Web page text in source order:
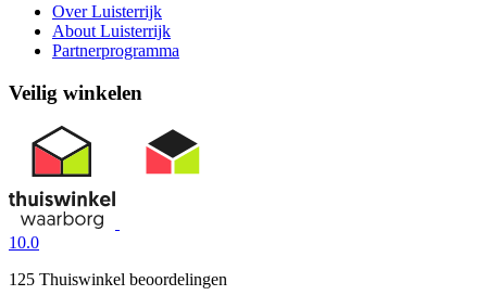
Over Luisterrijk
About Luisterrijk
Partnerprogramma
Veilig winkelen
10.0
125 Thuiswinkel beoordelingen